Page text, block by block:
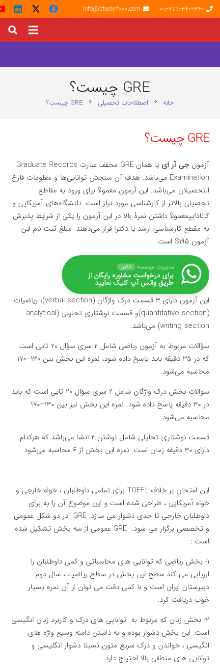
001-778-3409340
info@study3000.com
GRE چیست؟
خانه chevron_right اصطلاحات تحصیلی chevron_right GRE چیست؟
GRE چیست؟
آزمونجی آر ای
یا همان GRE مخفف عبارت Graduate Records
Examination می‌باشد. هدف آن سنجش توانایی‌ها و معلومات فارغ
التحصیلان می‌باشد. این آزمون معمولاً برای ورود به مقاطع
تحصیلی بالاتر از کارشناسی مورد نیاز است. دانشگاه‌های آمریکایی و
کاناداییمعمولاً داشتن نمرهٔ بالا در این آزمون را یکی از شرایط پذیرش
به مقطع کارشناسی ارشد یا دکترا قرار می‌دهند. مبلغ ثبت نام این
آزمون ۱۹۵$ است.
مدیریت موسسه آنلاین
برای درخواست مشاوره رایگان از
طریق واتس آپ کلیک نمایید
این آزمون دارای ۳ قسمت درک واژگان (verbal section)، ریاضیات
(quantitative section)و قسمت نوشتاری تحلیلی (analytical
writing section) می‌باشد.
سؤالات مربوط به آزمون ریاضی شامل ۲ سری سؤال ۲۰ تایی است
که در ۳۵ دقیقه باید پاسخ داده شود، نمره این بخش بین ۱۳۰–۱۷۰
محاسبه می‌شود.
سوالات بخش درک واژگان شامل ۲ سری سؤال ۲۰ تایی است که باید
در ۳۰ دقیقه پاسخ داده شود. نمره این بخش نیز بین ۱۳۰–۱۷۰
محاسبه می‌شود.
قسمت نوشتاری تحلیلی شامل نوشتن ۲ انشا می‌باشد که هرکدام
دارای ۳۰ دقیقه زمان است. نمره این بخش از ۶ محاسبه می‌شود.
این امتحان بر خلاف TOEFL برای تمامی داوطلبان ، خواه خارجی و
خواه آمریکایی ، طراحی شده است و این موضوع آن را به برای
داوطلبان خارجی تا حدی دشوار می سازد. GRE در دو شکل عمومی
و تخصصی برگزار می شود. GRE عمومی از سه بخش تشکیل شده
است :
۱- بخش ریاضی که توانایی های محاسباتی و کمی داوطلبان را
ارزیابی می کند.سطح این بخش در سطح ریاضیات سال دوم
دبیرستان ایران است و با کمی دقت می توان از آن نمره بسیار
خوب دریافت کرد.
۲- بخش زبان که مربوط به توانایی های درک و کاربرد زبان انگیسی
است. این بخش دشوار بوده و به داشتن دامنه وسیع واژه های
انگیسی ، خواندن و درک سریع متون نسبتا دشوار انگلیسی و
توانایی های منطقی بالا احتیاج دارد.